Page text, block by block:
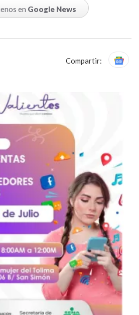
en Google News
Compartir: